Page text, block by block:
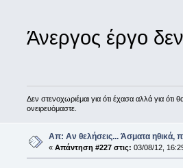
Άνεργος έργο
Δεν στενοχωριέμαι για ότι έχασα αλλά για
ονειρευόμαστε.
Απ: Αν θελήσεις... Άσματα ηθικά,
« Απάντηση #227 στις: 03/08/12,